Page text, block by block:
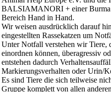
BALSIAMANORI + einer Burma
Bereich Hand in Hand.
Wir weisen ausdrücklich darauf
eingestellten Rassekatzen um
Unter Notfall verstehen wir Tiere,
einordnen können, überagressiv
entstehen dadurch
Markierungsverhalten oder Urin/
Es sind Tiere die sich teilweise
Gruppe komplett von allen